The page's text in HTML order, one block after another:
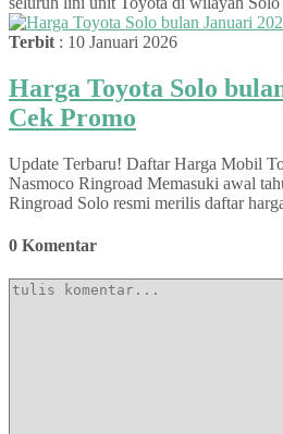
Terbit : 10 Januari 2026
Harga Toyota Solo
Cek Promo
Update Terbaru! Daftar Harga Mobil
Nasmoco Ringroad Memasuki awal
Ringroad Solo resmi merilis daftar
0 Komentar